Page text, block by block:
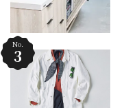
No.